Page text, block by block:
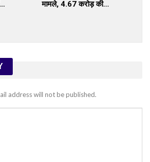
मामले, ₹4.67 करोड़ की…
address will not be published.